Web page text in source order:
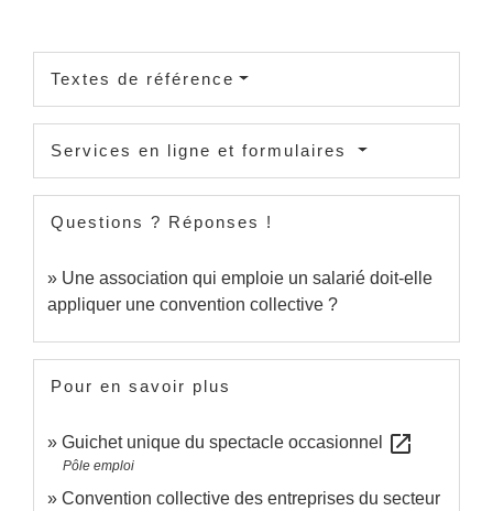
Textes de référence
Services en ligne et formulaires
Questions ? Réponses !
Une association qui emploie un salarié doit-elle
appliquer une convention collective ?
Pour en savoir plus
Guichet unique du spectacle occasionnel open_in_new
Pôle emploi
Convention collective des entreprises du secteur